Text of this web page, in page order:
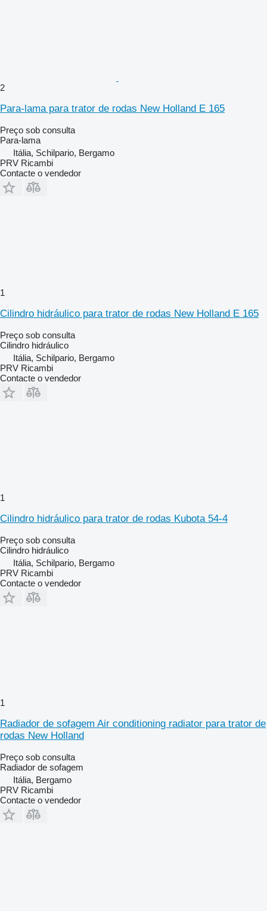
2
Para-lama para trator de rodas New Holland E 165
Preço sob consulta
Para-lama
Itália, Schilpario, Bergamo
PRV Ricambi
Contacte o vendedor
1
Cilindro hidráulico para trator de rodas New Holland E 165
Preço sob consulta
Cilindro hidráulico
Itália, Schilpario, Bergamo
PRV Ricambi
Contacte o vendedor
1
Cilindro hidráulico para trator de rodas Kubota 54-4
Preço sob consulta
Cilindro hidráulico
Itália, Schilpario, Bergamo
PRV Ricambi
Contacte o vendedor
1
Radiador de sofagem Air conditioning radiator para trator de
rodas New Holland
Preço sob consulta
Radiador de sofagem
Itália, Bergamo
PRV Ricambi
Contacte o vendedor